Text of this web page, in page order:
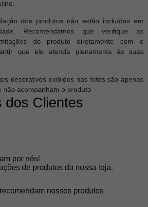
dos produtos não estão incluídas em
Recomendamos que verifique as
do produto diretamente com o
que ele atenda plenamente às suas
decorativos exibidos nas fotos são apenas
não acompanham o produto
dos Clientes
por nós!
de produtos da nossa loja.
nossos produtos